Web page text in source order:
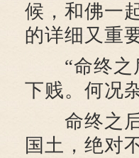
候，和佛一
的详细又重
“命终之后
下贱。何况
命终之后
国土，绝对